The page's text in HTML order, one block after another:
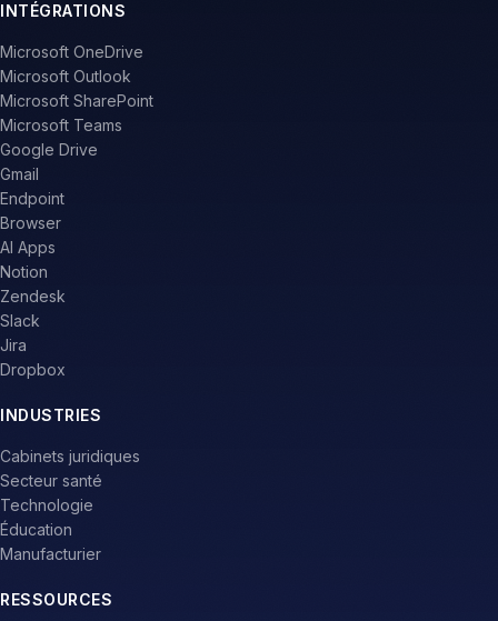
INTÉGRATIONS
Microsoft OneDrive
Microsoft Outlook
Microsoft SharePoint
Microsoft Teams
Google Drive
Gmail
Endpoint
Browser
AI Apps
Notion
Zendesk
Slack
Jira
Dropbox
INDUSTRIES
Cabinets juridiques
Secteur santé
Technologie
Éducation
Manufacturier
RESSOURCES